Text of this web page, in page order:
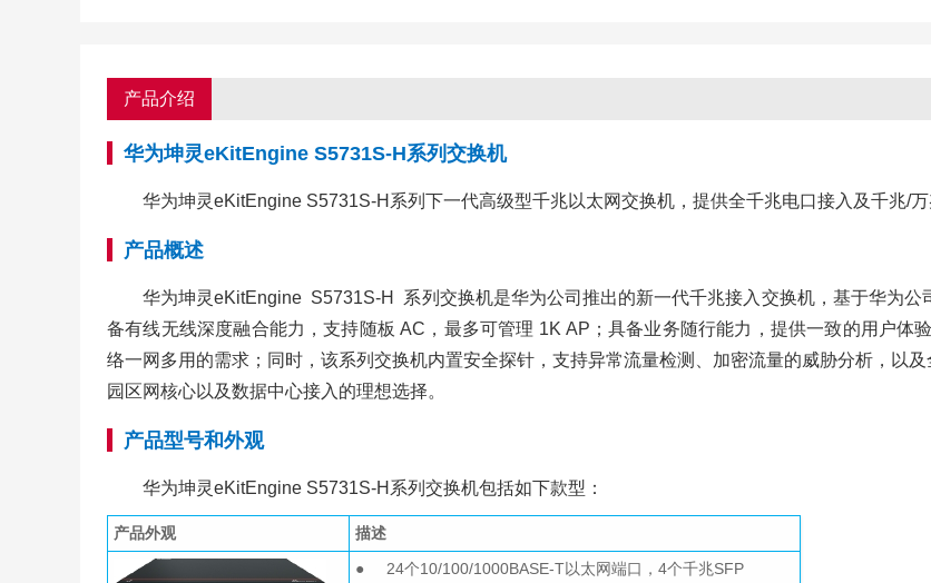
产品介绍
华为坤灵eKitEngine S5731S-H系列交换机
华为坤灵eKitEngine S5731S-H系列下一代高级型千兆以太网交换机，提供全千兆电口接入及千兆/万
产品概述
华为坤灵eKitEngine S5731S-H 系列交换机是华为公司推出的新一代千兆接入交换机，基于华为
备有线无线深度融合能力，支持随板 AC，最多可管理 1K AP；具备业务随行能力，提供一致的用户
络一网多用的需求；同时，该系列交换机内置安全探针，支持异常流量检测、加密流量的威胁分析，以
园区网核心以及数据中心接入的理想选择。
产品型号和外观
华为坤灵eKitEngine S5731S-H系列交换机包括如下款型：
产品外观 描述
● 24个10/100/1000BASE-T以太网端口，4个千兆SFP